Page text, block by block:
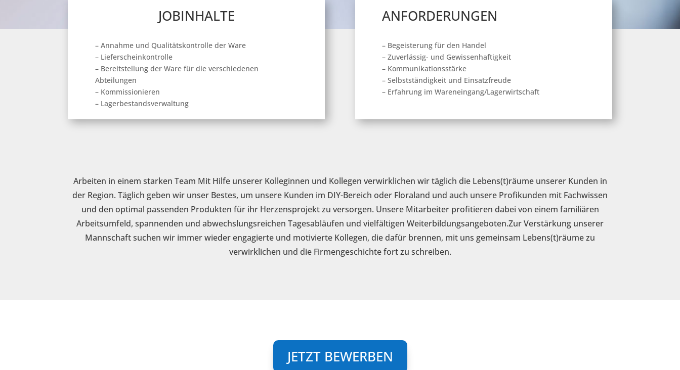
JOBINHALTE
– Annahme und Qualitätskontrolle der Ware
– Lieferscheinkontrolle
– Bereitstellung der Ware für die verschiedenen
Abteilungen
– Kommissionieren
– Lagerbestandsverwaltung
ANFORDERUNGEN
– Begeisterung für den Handel
– Zuverlässig- und Gewissenhaftigkeit
– Kommunikationsstärke
– Selbstständigkeit und Einsatzfreude
– Erfahrung im Wareneingang/Lagerwirtschaft
Arbeiten in einem starken Team Mit Hilfe unserer Kolleginnen und Kollegen verwirklichen wir täglich die Lebens(t)räume unserer Kunden in
der Region. Täglich geben wir unser Bestes, um unsere Kunden im DIY-Bereich oder Floraland und auch unsere Profikunden mit Fachwissen
und den optimal passenden Produkten für ihr Herzensprojekt zu versorgen. Unsere Mitarbeiter profitieren dabei von einem familiären
Arbeitsumfeld, spannenden und abwechslungsreichen Tagesabläufen und vielfältigen Weiterbildungsangeboten.Zur Verstärkung unserer
Mannschaft suchen wir immer wieder engagierte und motivierte Kollegen, die dafür brennen, mit uns gemeinsam Lebens(t)räume zu
verwirklichen und die Firmengeschichte fort zu schreiben.
JETZT BEWERBEN